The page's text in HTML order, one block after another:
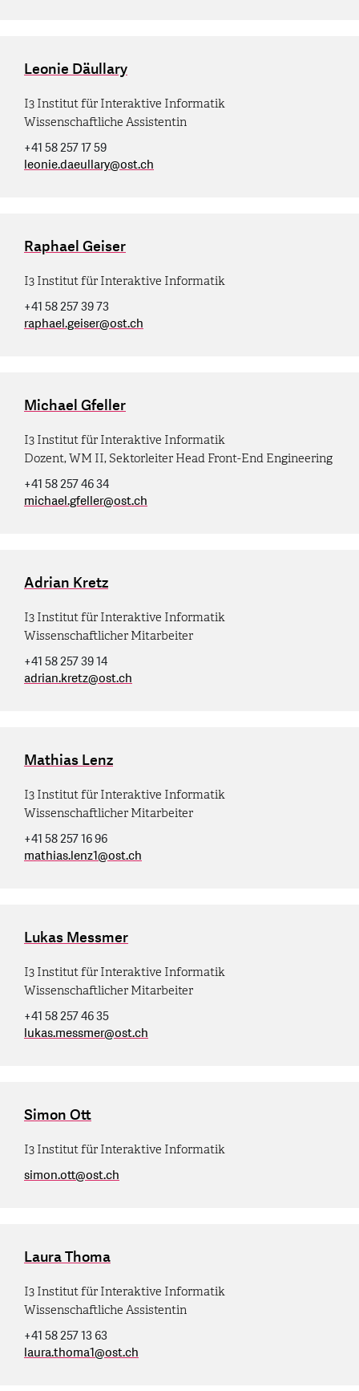
Leonie Däullary
I3 Institut für Interaktive Informatik
Wissenschaftliche Assistentin
+41 58 257 17 59
leonie.daeullary@ost.ch
Raphael Geiser
I3 Institut für Interaktive Informatik
+41 58 257 39 73
raphael.geiser@ost.ch
Michael Gfeller
I3 Institut für Interaktive Informatik
Dozent, WM II, Sektorleiter Head Front-End Engineering
+41 58 257 46 34
michael.gfeller@ost.ch
Adrian Kretz
I3 Institut für Interaktive Informatik
Wissenschaftlicher Mitarbeiter
+41 58 257 39 14
adrian.kretz@ost.ch
Mathias Lenz
I3 Institut für Interaktive Informatik
Wissenschaftlicher Mitarbeiter
+41 58 257 16 96
mathias.lenz1@ost.ch
Lukas Messmer
I3 Institut für Interaktive Informatik
Wissenschaftlicher Mitarbeiter
+41 58 257 46 35
lukas.messmer@ost.ch
Simon Ott
I3 Institut für Interaktive Informatik
simon.ott@ost.ch
Laura Thoma
I3 Institut für Interaktive Informatik
Wissenschaftliche Assistentin
+41 58 257 13 63
laura.thoma1@ost.ch